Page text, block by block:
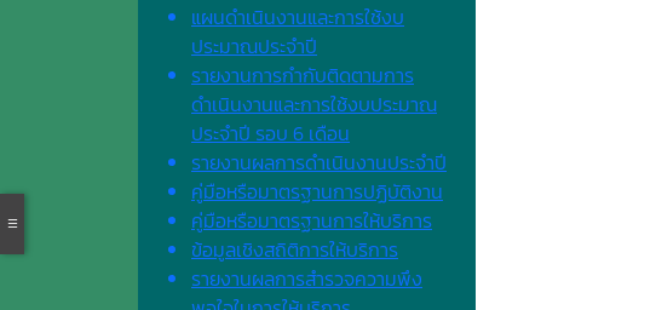
แผนดำเนินงานและการใช้งบ
ประมาณประจำปี
รายงานการกำกับติดตามการ
ดำเนินงานและการใช้งบประมาณ
ประจำปี รอบ 6 เดือน
รายงานผลการดำเนินงานประจำปี
คู่มือหรือมาตรฐานการปฏิบัติงาน
คู่มือหรือมาตรฐานการให้บริการ
ข้อมูลเชิงสถิติการให้บริการ
รายงานผลการสำรวจความพึง